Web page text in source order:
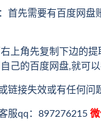
首先需要有百度网盘
上角先复制下边的
己的百度网盘,就可
链接失效或有任何问
服qq：897276215